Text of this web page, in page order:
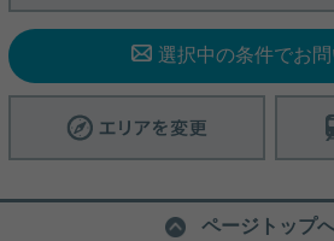
選択中の条件でお
ページトップ